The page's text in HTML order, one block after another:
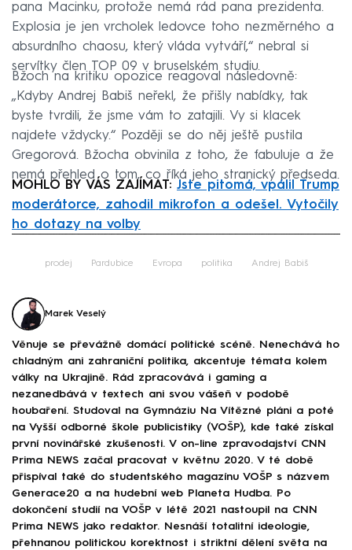
pana Macinku, protože nemá rád pana prezidenta.
Explosia je jen vrcholek ledovce toho nezměrného a
absurdního chaosu, který vláda vytváří,“ nebral si
servítky člen TOP 09 v bruselském studiu.
Bžoch na kritiku opozice reagoval následovně:
„Kdyby Andrej Babiš neřekl, že přišly nabídky, tak
byste tvrdili, že jsme vám to zatajili. Vy si klacek
najdete vždycky.“ Později se do něj ještě pustila
Gregorová. Bžocha obvinila z toho, že fabuluje a že
nemá přehled o tom, co říká jeho stranický předseda.
MOHLO BY VÁS ZAJÍMAT: Jste pitomá, vpálil Trump
moderátorce, zahodil mikrofon a odešel. Vytočily
ho dotazy na volby
prodej Pardubice Evropa politika Andrej Babiš
Marek Veselý
Věnuje se převážně domácí politické scéně. Nenechává ho
chladným ani zahraniční politika, akcentuje témata kolem
války na Ukrajině. Rád zpracovává i gaming a
nezanedbává v textech ani svou vášeň v podobě
houbaření. Studoval na Gymnáziu Na Vítězné pláni a poté
na Vyšší odborné škole publicistiky (VOŠP), kde také získal
první novinářské zkušenosti. V on-line zpravodajství CNN
Prima NEWS začal pracovat v květnu 2020. V té době
přispíval také do studentského magazínu VOŠP s názvem
Generace20 a na hudební web Planeta Hudba. Po
dokončení studií na VOŠP v létě 2021 nastoupil na CNN
Prima NEWS jako redaktor. Nesnáší totalitní ideologie,
přehnanou politickou korektnost i striktní dělení světa na